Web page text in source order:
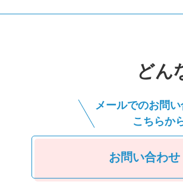
どん
メールでのお問
こちらか
お問い合わせ